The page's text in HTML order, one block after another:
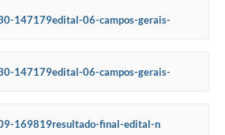
147179edital-06-campos-gerais-
147179edital-06-campos-gerais-
169819resultado-final-edital-n